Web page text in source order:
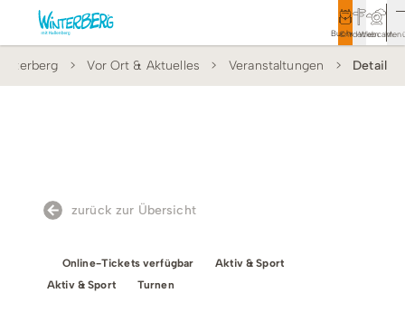
Buchen
Entdecken
Webcam
Tourismus Rathaus
Service & Kontakt
Vor Ort & Aktuelles Veranstaltungen Detail
zurück zur Übersicht
Online-Tickets verfügbar
Aktiv & Sport
Aktiv & Sport
Turnen